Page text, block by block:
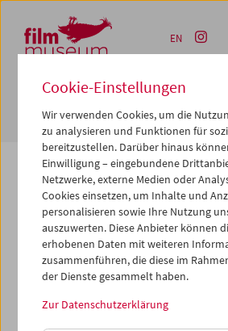
Zum Inhalt
Zum Hauptmenü
Zur Servicenavigation
Zum Suche
EN
Die von Ihnen angeforderte
gefunden
Gründe dafür könnten sein, dass
veraltete URL aufgerufen haben –
Seite archiviert, verschoben
Cookie-Einstellungen
Wir verwenden Cookies, um die
zu analysieren und Funktionen für
bereitzustellen. Darüber hinaus
Einwilligung – eingebundene
Netzwerke, externe Medien oder
Cookies einsetzen, um Inhalte und
personalisieren sowie Ihre Nutzung
auszuwerten. Diese Anbieter können
erhobenen Daten mit weiteren
zusammenführen, die diese im
der Dienste gesammelt haben.
Zur Datenschutzerklärung